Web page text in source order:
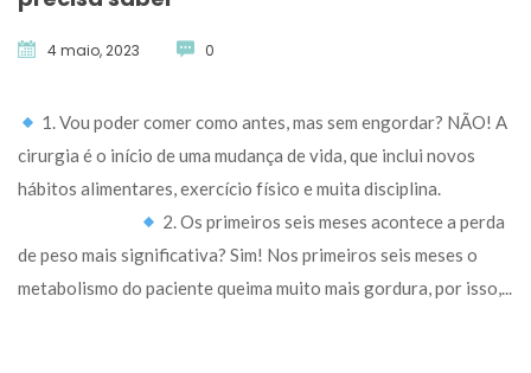
4 maio, 2023 0
1. Vou poder comer como antes, mas sem engordar? NÃO! A
cirurgia é o início de uma mudança de vida, que inclui novos
hábitos alimentares, exercício físico e muita disciplina.
2. Os primeiros seis meses acontece a perda
de peso mais significativa? Sim! Nos primeiros seis meses o
metabolismo do paciente queima muito mais gordura, por isso,...